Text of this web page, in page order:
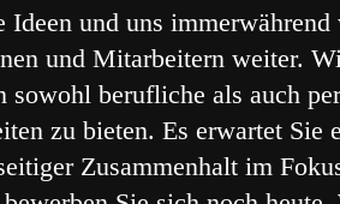
Ideen und uns
und Mitarbeitern weiter.
sowohl berufliche als auch
zu bieten. Es erwartet Sie
Zusammenhalt im